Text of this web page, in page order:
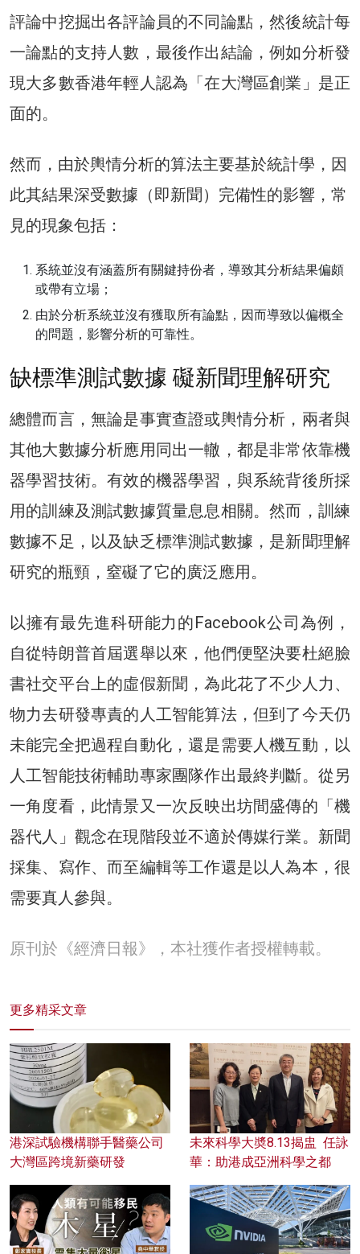
評論中挖掘出各評論員的不同論點，然後統計每
一論點的支持人數，最後作出結論，例如分析發
現大多數香港年輕人認為「在大灣區創業」是正
面的。
然而，由於輿情分析的算法主要基於統計學，因
此其結果深受數據（即新聞）完備性的影響，常
見的現象包括：
系統並沒有涵蓋所有關鍵持份者，導致其分析結果偏頗
或帶有立場；
由於分析系統並沒有獲取所有論點，因而導致以偏概全
的問題，影響分析的可靠性。
缺標準測試數據 礙新聞理解研究
總體而言，無論是事實查證或輿情分析，兩者與
其他大數據分析應用同出一轍，都是非常依靠機
器學習技術。有效的機器學習，與系統背後所採
用的訓練及測試數據質量息息相關。然而，訓練
數據不足，以及缺乏標準測試數據，是新聞理解
研究的瓶頸，窒礙了它的廣泛應用。
以擁有最先進科研能力的Facebook公司為例，
自從特朗普首屆選舉以來，他們便堅決要杜絕臉
書社交平台上的虛假新聞，為此花了不少人力、
物力去研發專責的人工智能算法，但到了今天仍
未能完全把過程自動化，還是需要人機互動，以
人工智能技術輔助專家團隊作出最終判斷。從另
一角度看，此情景又一次反映出坊間盛傳的「機
器代人」觀念在現階段並不適於傳媒行業。新聞
採集、寫作、而至編輯等工作還是以人為本，很
需要真人參與。
原刊於《經濟日報》，本社獲作者授權轉載。
更多精采文章
港深試驗機構聯手醫藥公司
大灣區跨境新藥研發
未來科學大奬8.13揭盅 任詠
華：助港成亞洲科學之都